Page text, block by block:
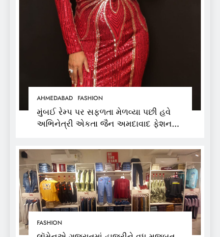
AHMEDABAD FASHION
મુંબઈ રેમ્પ પર સફળતા મેળવ્યા પછી હવે
અભિનેત્રી એકતા જૈન અમદાવાદ ફેશન
FASHION